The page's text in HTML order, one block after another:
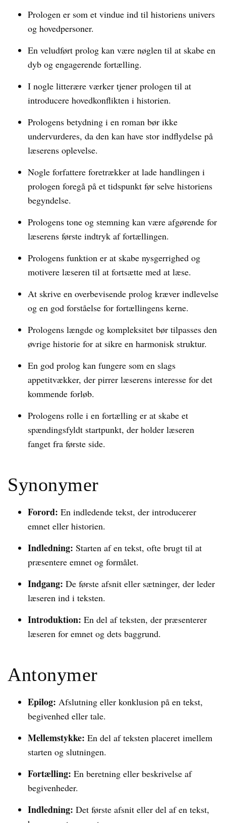
Prologen er som et vindue ind til historiens univers
og hovedpersoner.
En veludført prolog kan være nøglen til at skabe en
dyb og engagerende fortælling.
I nogle litterære værker tjener prologen til at
introducere hovedkonflikten i historien.
Prologens betydning i en roman bør ikke
undervurderes, da den kan have stor indflydelse på
læserens oplevelse.
Nogle forfattere foretrækker at lade handlingen i
prologen foregå på et tidspunkt før selve historiens
begyndelse.
Prologens tone og stemning kan være afgørende for
læserens første indtryk af fortællingen.
Prologens funktion er at skabe nysgerrighed og
motivere læseren til at fortsætte med at læse.
At skrive en overbevisende prolog kræver indlevelse
og en god forståelse for fortællingens kerne.
Prologens længde og kompleksitet bør tilpasses den
øvrige historie for at sikre en harmonisk struktur.
En god prolog kan fungere som en slags
appetitvækker, der pirrer læserens interesse for det
kommende forløb.
Prologens rolle i en fortælling er at skabe et
spændingsfyldt startpunkt, der holder læseren
fanget fra første side.
Synonymer
Forord: En indledende tekst, der introducerer
emnet eller historien.
Indledning: Starten af en tekst, ofte brugt til at
præsentere emnet og formålet.
Indgang: De første afsnit eller sætninger, der leder
læseren ind i teksten.
Introduktion: En del af teksten, der præsenterer
læseren for emnet og dets baggrund.
Antonymer
Epilog: Afslutning eller konklusion på en tekst,
begivenhed eller tale.
Mellemstykke: En del af teksten placeret imellem
starten og slutningen.
Fortælling: En beretning eller beskrivelse af
begivenheder.
Indledning: Det første afsnit eller del af en tekst,